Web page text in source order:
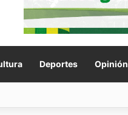
Deportes Opinión